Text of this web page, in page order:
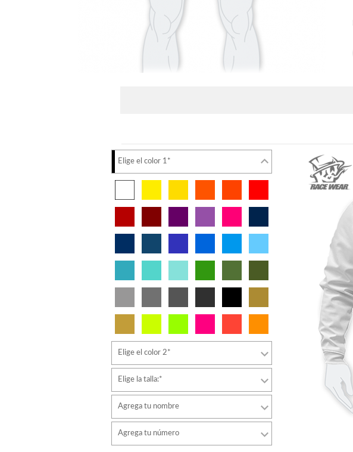
Elige el color 1*
Elige el color 2*
Elige la talla:*
Agrega tu nombre
Agrega tu número